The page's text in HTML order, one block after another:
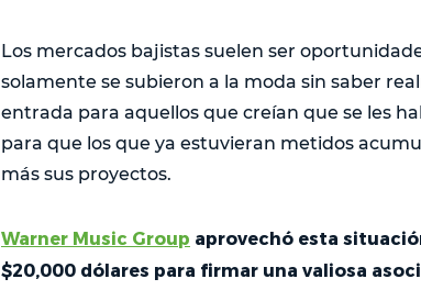
Los mercados bajistas suelen ser
solamente se subieron a la moda sin saber
entrada para aquellos que creían que se les
para que los que ya estuvieran metidos
más sus proyectos.
Warner Music Group aprovechó esta
$20,000 dólares para firmar una valiosa